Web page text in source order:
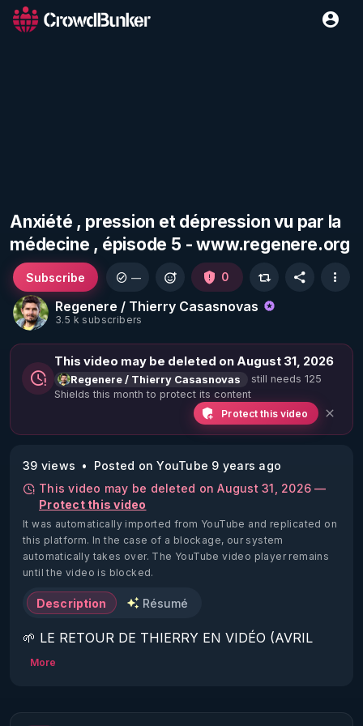
Anxiété , pression et dépression vu par la
médecine , épisode 5 - www.regenere.org
Regenere / Thierry Casasnovas
3.5 k subscribers
Subscribe — 0
This video may be deleted on August 31, 2026
Regenere / Thierry Casasnovas
still needs 125
Shields this month to protect its content
Protect this video
39 views
Posted on YouTube 9 years ago
This video may be deleted on August 31, 2026 —
Protect this video
It was automatically imported from YouTube and replicated on
this platform. In the case of a blockage, our system
automatically takes over. The YouTube video player remains
until the video is blocked.
Description Résumé
🌱 LE RETOUR DE THIERRY EN VIDÉO (AVRIL
2022)!
https://www.rgnr.fr/presentation.html
More